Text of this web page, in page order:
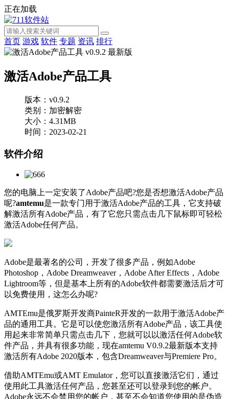
正在加载
首页 游戏 软件 专题 资讯 排行
激活Adobe产品工具
版本：v0.9.2
类别：加密解密
大小：4.31MB
时间：2023-02-21
软件介绍
您的电脑上一定安装了Adobe产品吧?您是否想激活Adobe产品
呢?amtemu是一款专门用于激活Adobe产品的工具，它支持破
解激活所有Adobe产品，有了它您只需点击几下鼠标即可轻松
激活Adobe任何产品。
Adobe是最著名的公司，开发了很多产品，例如Adobe
Photoshop，Adobe Dreamweaver，Adobe After Effects，Adobe
Lightroom等，但是基本上所有的Adobe软件都需要激活后才可
以免费使用，这怎么办呢?
AMTEmu是俄罗斯开发商PainteR开发的一款用于激活Adobe产
品的通用工具。它是可以使您激活所有Adobe产品，该工具使
用起来非常简单只需点击几下，您就可以以激活任何Adobe软
件产品，并具有很多功能，现在amtemu V0.9.2最新版本支持
激活所有Adobe 2020版本，包含Dreamweaver与Premiere Pro。
借助AMTEmu或AMT Emulator，您可以直接激活它们，通过
使用此工具激活任何产品，您甚至还可以登录到您的帐户。
Adobe永远不会禁用您的帐户，甚至不会知道您使用的是伪造